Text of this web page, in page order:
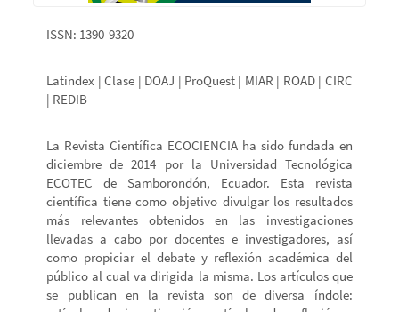
ISSN: 1390-9320
Latindex | Clase | DOAJ | ProQuest | MIAR | ROAD | CIRC
| REDIB
La Revista Científica ECOCIENCIA ha sido fundada en
diciembre de 2014 por la Universidad Tecnológica
ECOTEC de Samborondón, Ecuador. Esta revista
científica tiene como objetivo divulgar los resultados
más relevantes obtenidos en las investigaciones
llevadas a cabo por docentes e investigadores, así
como propiciar el debate y reflexión académica del
público al cual va dirigida la misma. Los artículos que
se publican en la revista son de diversa índole: